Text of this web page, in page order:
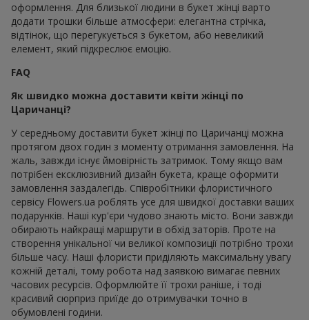
оформлення. Для близької людини в букет жінці варто
додати трошки більше атмосфери: елегантна стрічка,
відтінок, що перегукується з букетом, або невеликий
елемент, який підкреслює емоцію.
FAQ
Як швидко можна доставити квіти жінці по
Царичанці?
У середньому доставити букет жінці по Царичанці можна
протягом двох годин з моменту отримання замовлення. На
жаль, завжди існує ймовірність затримок. Тому якщо вам
потрібен ексклюзивний дизайн букета, краще оформити
замовлення заздалегідь. Співробітники флористичного
сервісу Flowers.ua роблять усе для швидкої доставки ваших
подарунків. Наші кур'єри чудово знають місто. Вони завжди
обирають найкращі маршрути в обхід заторів. Проте на
створення унікальної чи великої композиції потрібно трохи
більше часу. Наші флористи приділяють максимальну увагу
кожній деталі, тому робота над заявкою вимагає певних
часових ресурсів. Оформлюйте її трохи раніше, і тоді
красивий сюрприз приїде до отримувачки точно в
обумовлені години.